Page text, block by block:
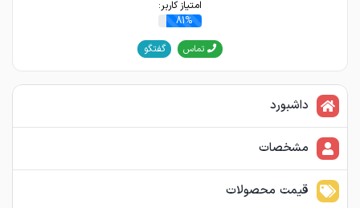
امتیاز کاربر:
81%
تماس گفتگو
داشبورد
مشخصات
قیمت محصولات